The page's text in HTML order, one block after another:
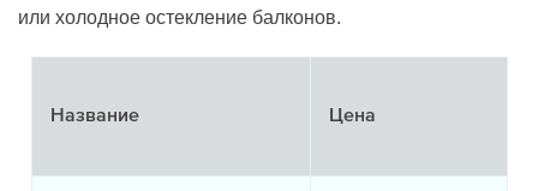
или холодное остекление балконов.
Название Цена